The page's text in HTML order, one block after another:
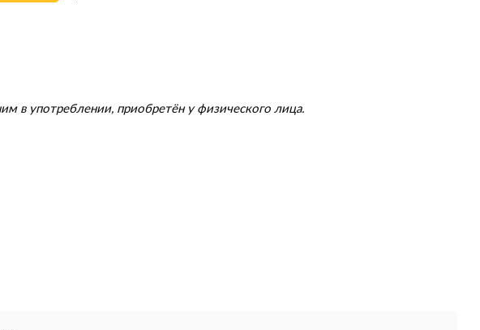
в употреблении, приобретён у физического лица.